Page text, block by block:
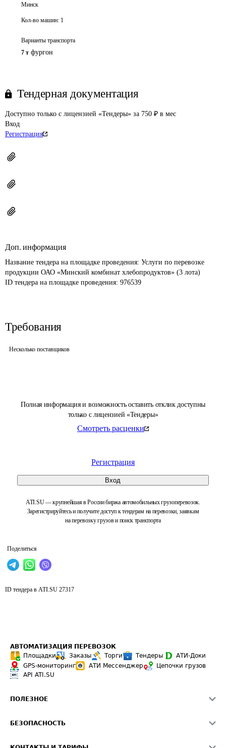
Полная информация и возможность оставить отклик доступны
только с лицензией «Тендеры»
Смотреть расценки
Регистрация
Вход
ATI.SU — крупнейшая в России биржа автомобильных грузоперевозок.
Зарегистрируйтесь и получите доступ к тендерам на перевозки, заявкам
на перевозку грузов и поиск транспорта
Поделиться
Минск
Кол-во машин: 1
Варианты транспорта
7 т фургон
Тендерная документация
Доступно только с лицензией «Тендеры» за 750 ₽ в мес
Вход
Регистрация
Доп. информация
Название тендера на площадке проведения: Услуги по перевозке
продукции ОАО «Минский комбинат хлебопродуктов» (3 лота)
ID тендера на площадке проведения: 976539
Требования
Несколько поставщиков
ID тендера в ATI.SU 27317
АВТОМАТИЗАЦИЯ ПЕРЕВОЗОК
Площадки
Заказы Торги Тендеры
АТИ-Доки
GPS-мониторинг
АТИ Мессенджер
Цепочки грузов
API ATI.SU
ПОЛЕЗНОЕ
Звезды ATI.SU на вашем сайте
БЕЗОПАСНОСТЬ